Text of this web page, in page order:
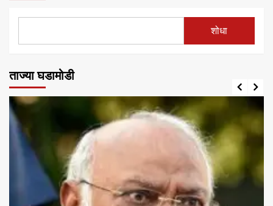
शोधा
ताज्या घडामोडी